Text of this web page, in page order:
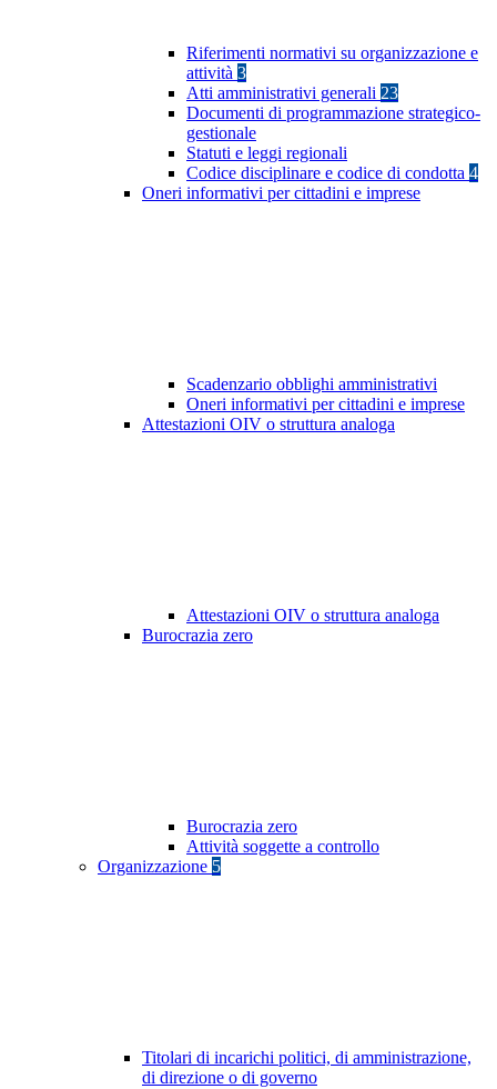
Riferimenti normativi su organizzazione e
attività 3
Atti amministrativi generali 23
Documenti di programmazione strategico-
gestionale
Statuti e leggi regionali
Codice disciplinare e codice di condotta 4
Oneri informativi per cittadini e imprese
Scadenzario obblighi amministrativi
Oneri informativi per cittadini e imprese
Attestazioni OIV o struttura analoga
Attestazioni OIV o struttura analoga
Burocrazia zero
Burocrazia zero
Attività soggette a controllo
Organizzazione 5
Titolari di incarichi politici, di amministrazione,
di direzione o di governo